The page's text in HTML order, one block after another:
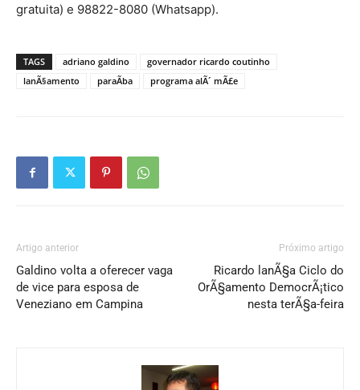
gratuita) e 98822-8080 (Whatsapp).
TAGS adriano galdino
governador ricardo coutinho
lanÃ§amento
paraÃ­ba programa alÃ´ mÃ£e
Artigo anterior
Galdino volta a oferecer vaga
de vice para esposa de
Veneziano em Campina
Próximo artigo
Ricardo lanÃ§a Ciclo do
OrÃ§amento DemocrÃ¡tico
nesta terÃ§a-feira